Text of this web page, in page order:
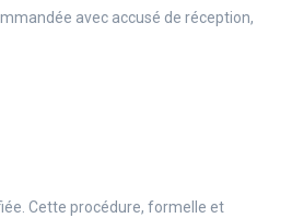
avec accusé de réception,
Cette procédure, formelle et